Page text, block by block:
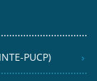
PUCP)